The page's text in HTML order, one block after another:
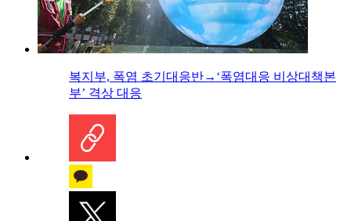
복지부, 폭염 초기대응반→‘폭염대응 비상대책본
부’ 격상 대응